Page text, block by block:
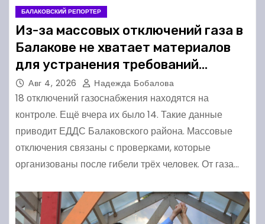
БАЛАКОВСКИЙ РЕПОРТЕР
Из-за массовых отключений газа в
Балакове не хватает материалов
для устранения требований
комиссии
Авг 4, 2026 Надежда Бобалова
18 отключений газоснабжения находятся на
контроле. Ещё вчера их было 14. Такие данные
приводит ЕДДС Балаковского района. Массовые
отключения связаны с проверками, которые
организованы после гибели трёх человек. От газа…